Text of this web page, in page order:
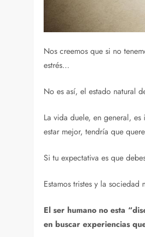
Nos creemos que si no
estrés…
No es así, el estado natural
La vida duele, en general,
estar mejor, tendría que
Si tu expectativa es que
Estamos tristes y la
El ser humano no esta
en buscar experiencias